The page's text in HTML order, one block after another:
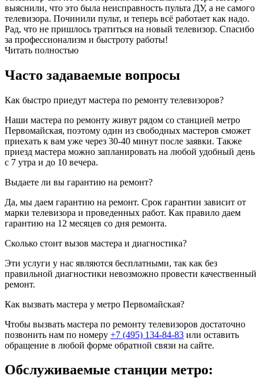
выяснили, что это была неисправность пульта ДУ, а не самого
телевизора. Починили пульт, и теперь всё работает как надо.
Рад, что не пришлось тратиться на новый телевизор. Спасибо
за профессионализм и быстроту работы!
Читать полностью
Часто задаваемые вопросы
Как быстро приедут мастера по ремонту телевизоров?
Наши мастера по ремонту живут рядом со станцией метро
Первомайская, поэтому один из свободных мастеров сможет
приехать к вам уже через 30-40 минут после заявки. Также
приезд мастера можно запланировать на любой удобный день
с 7 утра и до 10 вечера.
Выдаете ли вы гарантию на ремонт?
Да, мы даем гарантию на ремонт. Срок гарантии зависит от
марки телевизора и проведенных работ. Как правило даем
гарантию на 12 месяцев со дня ремонта.
Сколько стоит вызов мастера и диагностика?
Эти услуги у нас являются бесплатными, так как без
правильной диагностики невозможно провести качественный
ремонт.
Как вызвать мастера у метро Первомайская?
Чтобы вызвать мастера по ремонту телевизоров достаточно
позвонить нам по номеру +7 (495) 134-84-83 или оставить
обращение в любой форме обратной связи на сайте.
Обслуживаемые станции метро: